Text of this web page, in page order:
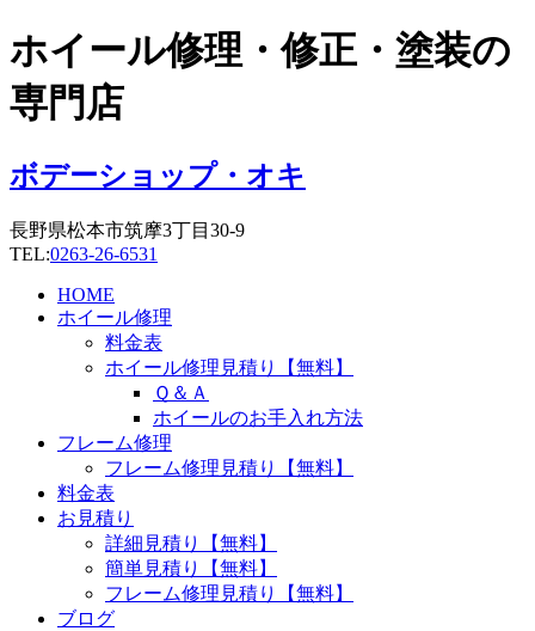
コ
ン
テ
ン
に
ス
ッ
プ
ホイール修理・修正・塗装の
専門店
ボデーショップ・オキ
長野県松本市筑摩3丁目30-9
TEL:0263-26-6531
HOME
ホイール修理
料金表
ホイール修理見積り【無料】
Ｑ＆Ａ
ホイールのお手入れ方法
フレーム修理
フレーム修理見積り【無料】
料金表
お見積り
詳細見積り【無料】
簡単見積り【無料】
フレーム修理見積り【無料】
ブログ